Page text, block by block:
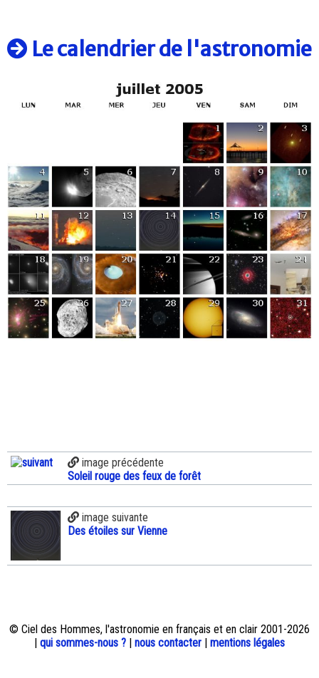
Le calendrier de l'astronomie
image précédente
Soleil rouge des feux de forêt
image suivante
Des étoiles sur Vienne
© Ciel des Hommes, l'astronomie en français et en clair 2001-2026
qui sommes-nous ? nous contacter mentions légales